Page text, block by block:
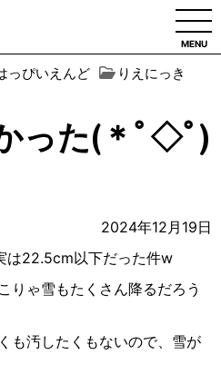
MENU
っぴいえんど
りえにっき
った(＊ﾟ◇ﾟ)
2024年12月19日
は22.5cm以下だった件w
りゃ雪もたくさん降るだろう
も汚したくもないので、雪が